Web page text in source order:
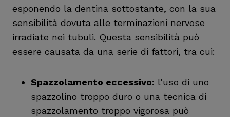
esponendo la dentina sottostante, con la sua
sensibilità dovuta alle terminazioni nervose
irradiate nei tubuli. Questa sensibilità può
essere causata da una serie di fattori, tra cui:
Spazzolamento eccessivo: l’uso di uno
spazzolino troppo duro o una tecnica di
spazzolamento troppo vigorosa può